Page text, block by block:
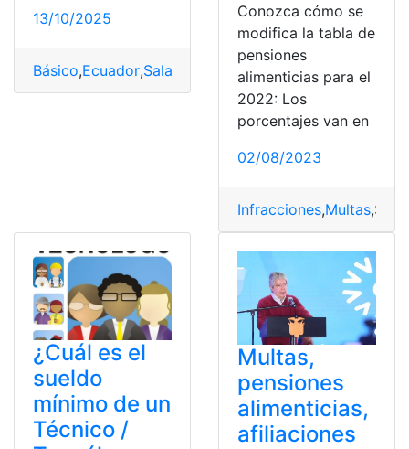
13/10/2025
Básico,Ecuador,Salario Salario Básico Unificado,SBU
Conozca cómo se
modifica la tabla de
pensiones
alimenticias para el
2022: Los
porcentajes van en
02/08/2023
Infracciones,Multas,
¿Cuál es el
sueldo
mínimo de un
Técnico /
Multas,
pensiones
alimenticias,
afiliaciones